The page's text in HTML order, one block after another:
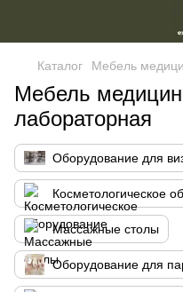
Каталог Мебель
Мебель
лабораторная
Оборудование для
Косметологическое
Массажные столы
Оборудование для